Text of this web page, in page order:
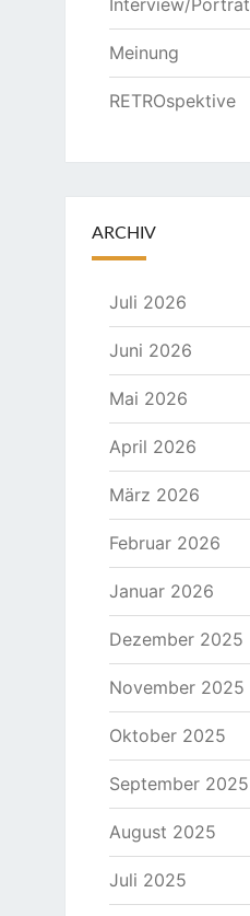
Interview/Porträt
Meinung
RETROspektive
ARCHIV
Juli 2026
Juni 2026
Mai 2026
April 2026
März 2026
Februar 2026
Januar 2026
Dezember 2025
November 2025
Oktober 2025
September 2025
August 2025
Juli 2025